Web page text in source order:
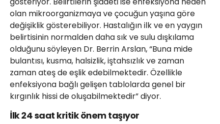
olan mikroorganizmaya ve çocuğun yaşına göre
değişiklik gösterebiliyor. Hastalığın ilk ve en yaygın
belirtisinin normalden daha sık ve sulu dışkılama
olduğunu söyleyen Dr. Berrin Arslan, “Buna mide
bulantısı, kusma, halsizlik, iştahsızlık ve zaman
zaman ateş de eşlik edebilmektedir. Özellikle
enfeksiyona bağlı gelişen tablolarda genel bir
kırgınlık hissi de oluşabilmektedir” diyor.
İlk 24 saat kritik önem taşıyor